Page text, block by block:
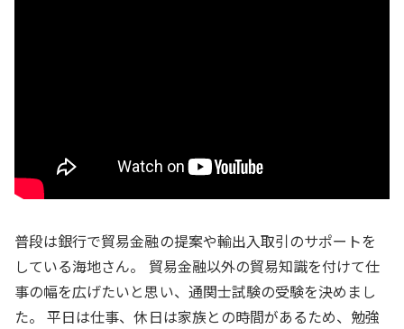
普段は銀行で貿易金融の提案や輸出入取引のサポートを
している海地さん。 貿易金融以外の貿易知識を付けて仕
事の幅を広げたいと思い、通関士試験の受験を決めまし
た。 平日は仕事、休日は家族との時間があるため、勉強